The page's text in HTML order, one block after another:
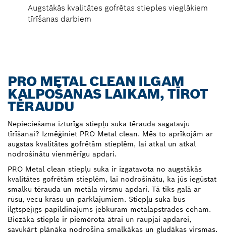
Augstākās kvalitātes gofrētas stieples vieglākiem
tīrīšanas darbiem
PRO METAL CLEAN ILGAM
KALPOŠANAS LAIKAM, TĪROT
TĒRAUDU
Nepieciešama izturīga stiepļu suka tērauda sagatavju
tīrīšanai? Izmēģiniet PRO Metal clean. Mēs to aprīkojām ar
augstas kvalitātes gofrētām stieplēm, lai atkal un atkal
nodrošinātu vienmērīgu apdari.
PRO Metal clean stiepļu suka ir izgatavota no augstākās
kvalitātes gofrētām stieplēm, lai nodrošinātu, ka jūs iegūstat
smalku tērauda un metāla virsmu apdari. Tā tiks galā ar
rūsu, vecu krāsu un pārklājumiem. Stiepļu suka būs
ilgtspējīgs papildinājums jebkuram metālapstrādes ceham.
Biezāka stieple ir piemērota ātrai un raupjai apdarei,
savukārt plānāka nodrošina smalkākas un gludākas virsmas.